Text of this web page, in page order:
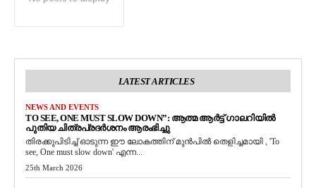
LATEST ARTICLES
NEWS AND EVENTS
TO SEE, ONE MUST SLOW DOWN”: ആത്മ ആർട്ട് ഗാലറിയിൽ
പുതിയ ചിത്രപ്രദർശനം ആരംഭിച്ചു
തിരക്കുപിടിച്ച് ഓടുന്ന ഈ ലോകത്തിന് മുൻപിൽ തെളിച്ചമായി , 'To
see, One must slow down' എന്ന...
25th March 2026